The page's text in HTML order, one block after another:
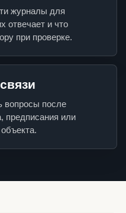
журналы для
отвечает и что
при проверке.
вопросы после
предписания или